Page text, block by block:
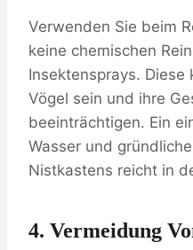
Verwenden Sie beim
keine chemischen
Insektensprays.
Vögel sein und ihre
beeinträchtigen. Ein
Wasser und
Nistkastens reicht in
4. Vermeidung